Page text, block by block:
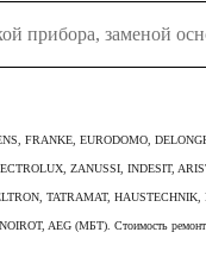
прибора, заменой
FRANKE, EURODOMO,
ZANUSSI, INDESIT,
TATRAMAT,
AEG (МБТ). Стоимость